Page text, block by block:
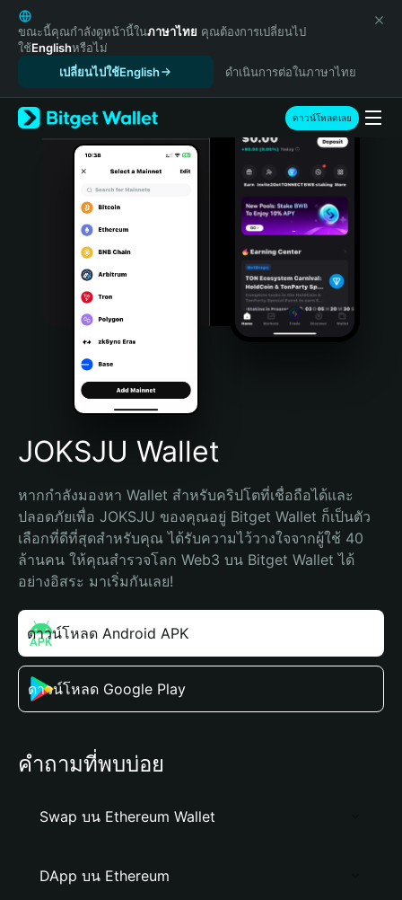
English
日本語
Tiếng Việt
Español (Latinoamérica)
Türkçe
Italiano
Português (Portugal)
Bahasa Indonesia
Português (Brasil)
Español (Argentina)
ขณะนี้คุณกำลังดูหน้านี้ในภาษาไทย คุณต้องการเปลี่ยนไป
ใช้Englishหรือไม่
เปลี่ยนไปใช้English
ดำเนินการต่อในภาษาไทย
ดาวน์โหลดเลย
JOKSJU Wallet
หากกำลังมองหา Wallet สำหรับคริปโตที่เชื่อถือได้และ
ปลอดภัยเพื่อ JOKSJU ของคุณอยู่ Bitget Wallet ก็เป็นตัว
เลือกที่ดีที่สุดสำหรับคุณ ได้รับความไว้วางใจจากผู้ใช้ 40
ล้านคน ให้คุณสำรวจโลก Web3 บน Bitget Wallet ได้
อย่างอิสระ มาเริ่มกันเลย!
ดาวน์โหลด Android APK
ดาวน์โหลด Google Play
คำถามที่พบบ่อย
Swap บน Ethereum Wallet
DApp บน Ethereum